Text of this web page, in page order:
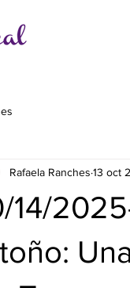
14/
Rafaela Ranches 13 oct